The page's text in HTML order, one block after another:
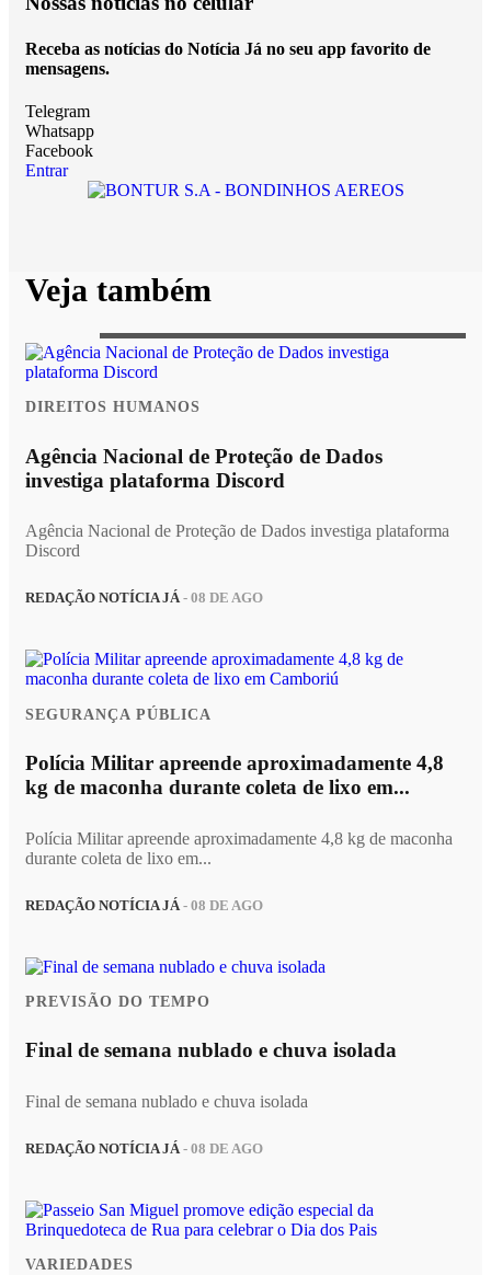
Receba as notícias do Notícia Já no seu app favorito de
mensagens.
Telegram
Whatsapp
Facebook
Entrar
Veja também
DIREITOS HUMANOS
Agência Nacional de Proteção de Dados
investiga plataforma Discord
Agência Nacional de Proteção de Dados investiga plataforma
Discord
REDAÇÃO NOTÍCIA JÁ- 08 DE AGO
SEGURANÇA PÚBLICA
Polícia Militar apreende aproximadamente 4,8
kg de maconha durante coleta de lixo em...
Polícia Militar apreende aproximadamente 4,8 kg de maconha
durante coleta de lixo em...
REDAÇÃO NOTÍCIA JÁ - 08 DE AGO
PREVISÃO DO TEMPO
Final de semana nublado e chuva isolada
Final de semana nublado e chuva isolada
REDAÇÃO NOTÍCIA JÁ- 08 DE AGO
VARIEDADES